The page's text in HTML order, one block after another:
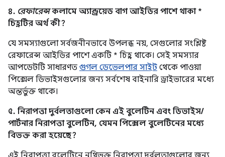
৪. রেফারেন্সকলামে অ্যান্ড্রয়েড বাগ আইডির পাশে থাকা *
চিহ্নটির অর্থ কী?
যে সমস্যাগুলো সর্বজনীনভাবে উপলব্ধ নয়, সেগুলোর সংশ্লিষ্ট
রেফারেন্স আইডির পাশে একটি * চিহ্ন থাকে। সেই সমস্যার
আপডেটটি সাধারণত গুগল ডেভেলপার সাইট থেকে পাওয়া
পিক্সেল ডিভাইসগুলোর জন্য সর্বশেষ বাইনারি ড্রাইভারের মধ্যে
অন্তর্ভুক্ত থাকে।
৫. নিরাপত্তা দুর্বলতাগুলো কেন এই বুলেটিন এবং ডিভাইস/
পার্টনার নিরাপত্তা বুলেটিন, যেমন পিক্সেল বুলেটিনের মধ্যে
বিভক্ত করা হয়েছে?